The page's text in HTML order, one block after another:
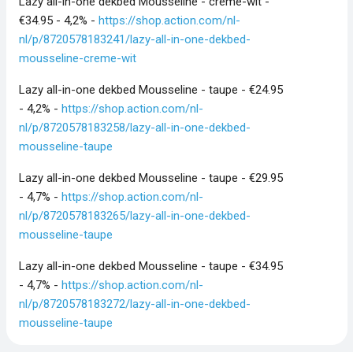
€34.95 - 4,2% - https://shop.action.com/nl-
nl/p/8720578183241/lazy-all-in-one-dekbed-
mousseline-creme-wit
Lazy all-in-one dekbed Mousseline - taupe - €24.95
- 4,2% - https://shop.action.com/nl-
nl/p/8720578183258/lazy-all-in-one-dekbed-
mousseline-taupe
Lazy all-in-one dekbed Mousseline - taupe - €29.95
- 4,7% - https://shop.action.com/nl-
nl/p/8720578183265/lazy-all-in-one-dekbed-
mousseline-taupe
Lazy all-in-one dekbed Mousseline - taupe - €34.95
- 4,7% - https://shop.action.com/nl-
nl/p/8720578183272/lazy-all-in-one-dekbed-
mousseline-taupe